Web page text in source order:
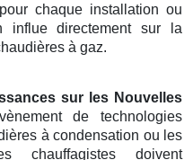
chaque installation ou
influe directement sur la
à gaz.
sur les Nouvelles
de technologies
à condensation ou les
chauffagistes doivent